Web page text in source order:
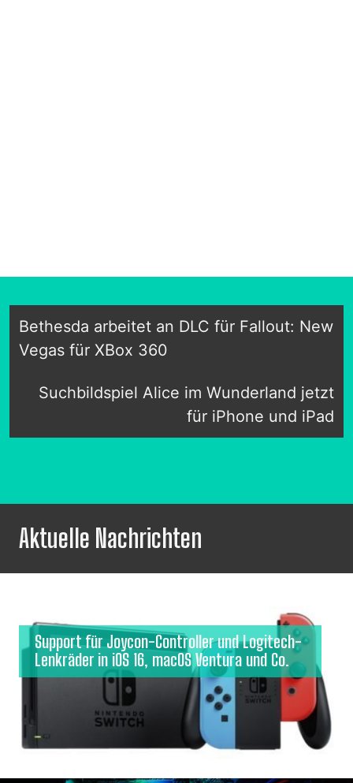
Bethesda arbeitet an DLC für Fallout: New
Vegas für XBox 360
Suchbildspiel Alice im Wunderland jetzt
für iPhone und iPad
Aktuelle Nachrichten
Support für Joycon-Controller und Logitech-
Lenkräder in iOS 16, macOS Ventura und Co.